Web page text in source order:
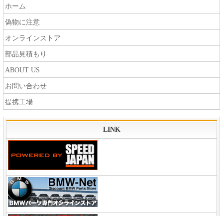
ホーム
偽物に注意
オンラインストア
部品見積もり
ABOUT US
お問い合わせ
提携工場
LINK